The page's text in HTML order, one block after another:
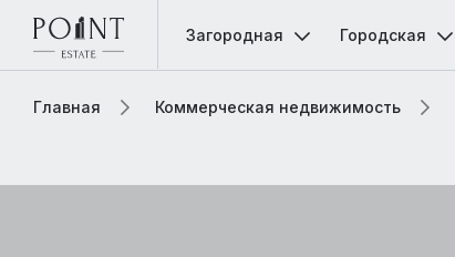
Загородная Городская
Главная Коммерческая недвижимость